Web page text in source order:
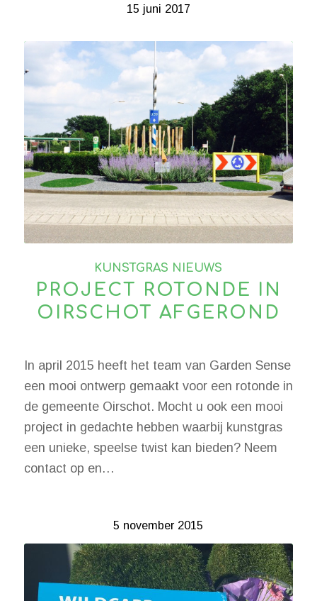
15 juni 2017
KUNSTGRAS NIEUWS
PROJECT ROTONDE IN
OIRSCHOT AFGEROND
In april 2015 heeft het team van Garden Sense
een mooi ontwerp gemaakt voor een rotonde in
de gemeente Oirschot. Mocht u ook een mooi
project in gedachte hebben waarbij kunstgras
een unieke, speelse twist kan bieden? Neem
contact op en…
5 november 2015